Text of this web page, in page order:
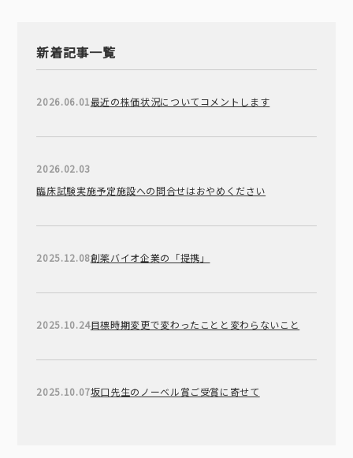
新着記事一覧
2026.06.01最近の株価状況についてコメントします
2026.02.03
臨床試験実施予定施設への問合せはおやめください
2025.12.08創薬バイオ企業の「提携」
2025.10.24目標時期変更で変わったことと変わらないこと
2025.10.07坂口先生のノーベル賞ご受賞に寄せて